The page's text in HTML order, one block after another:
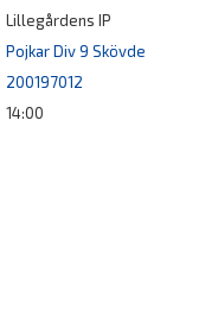
Lillegårdens IP
Pojkar Div 9 Skövde
200197012
14:00